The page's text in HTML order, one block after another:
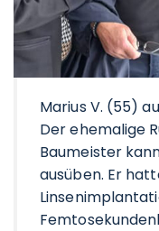
Marius V. (55)
Der ehemalige
Baumeister
ausüben. Er